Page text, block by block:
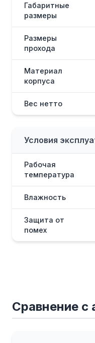
Габаритные
размеры
Размеры
прохода
Материал
корпуса
Вес нетто
Условия
Рабочая
температура
Влажность
Защита от
помех
Сравнение с